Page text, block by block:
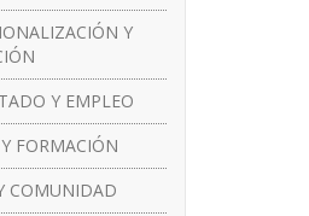
Y
Y EMPLEO
FORMACIÓN
COMUNIDAD